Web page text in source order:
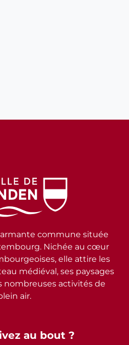
au bout ?
commune située
Nichée au cœur
elle attire les
médiéval, ses paysages
nombreuses activités de
air.